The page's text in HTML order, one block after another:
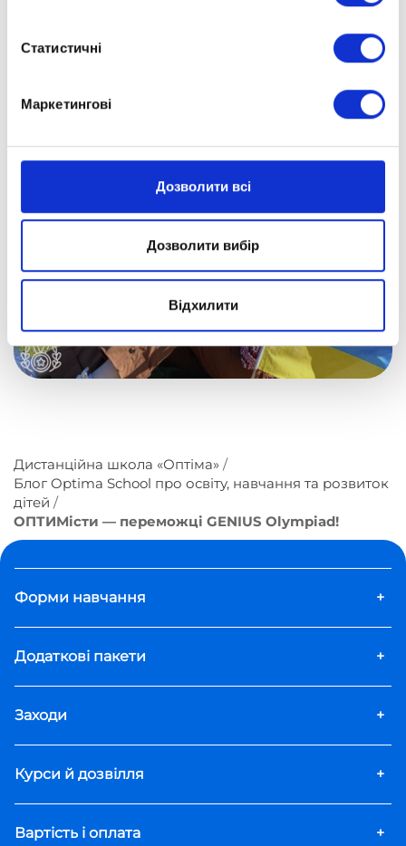
Статистичні
Маркетингові
Дозволити всі
Дозволити вибір
Відхилити
адаптовані до вимог сьогодення;
конкурсах і проєктах.
Дистанційна школа «Оптіма»
Блог Optima School про освіту, навчання та розвиток
дітей
ОПТИМісти — переможці GENIUS Olympiad!
Форми навчання +
Додаткові пакети +
Заходи +
Курси й дозвілля +
Вартість і оплата +